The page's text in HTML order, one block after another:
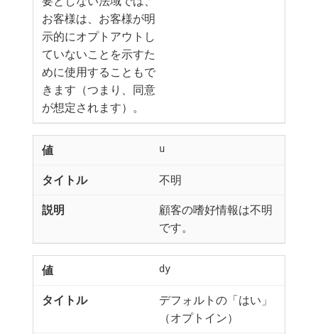
お客様は、お客様が明
示的にオプトアウトし
ていないことを示すた
めに使用することもで
きます（つまり、同意
が想定されます）。
u
不明
顧客の嗜好情報は不明
です。
dy
デフォルトの「はい」
（オプトイン）